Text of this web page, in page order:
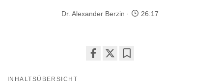
Dr. Alexander Berzin 26:17
INHALTSÜBERSICHT